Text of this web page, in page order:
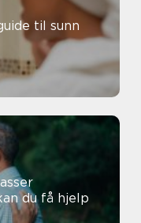
til sunn
du få hjelp